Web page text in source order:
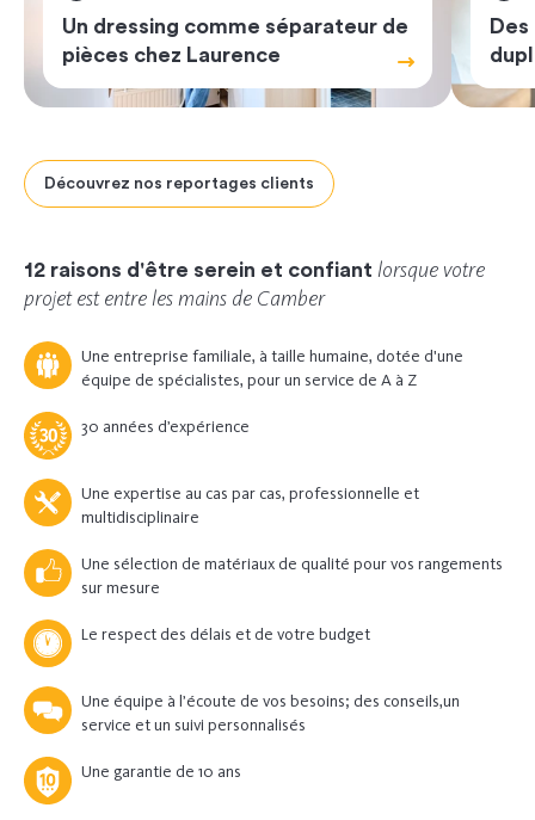
Un dressing comme séparateur de
pièces chez Laurence
Previous
Next
Découvrez nos reportages clients
12 raisons d'être serein et confiant lorsque votre
projet est entre les mains de Camber
Une entreprise familiale, à taille humaine, dotée d'une
équipe de spécialistes, pour un service de A à Z
30 années d’expérience
Une expertise au cas par cas, professionnelle et
multidisciplinaire
Une sélection de matériaux de qualité pour vos rangements
sur mesure
Le respect des délais et de votre budget
Une équipe à l’écoute de vos besoins; des conseils,un
service et un suivi personnalisés
Une garantie de 10 ans